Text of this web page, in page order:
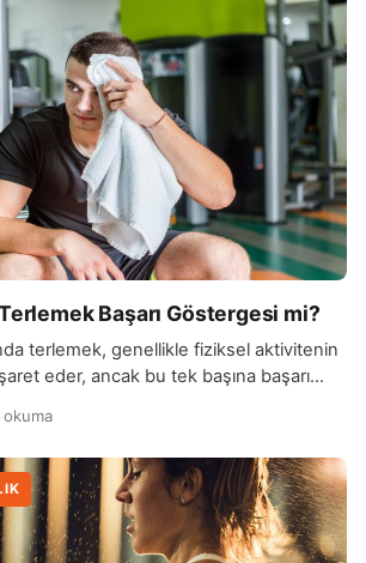
aktif ve zinde hissetmeye yardımcı
rutini oluşturmak, spor alışkanlığını
[…]
Başarı Göstergesi mi?
terlemek, genellikle fiziksel aktivitenin
eder, ancak bu tek başına başarı
ve kişiden kişiye değişebilir.
az terlerken, bazıları daha fazla
kondisyon düzeyi, genetik yapı ve
faktörlere bağlıdır. Başarı, antrenmanın
ulaşmakla ölçülmelidir, terleme […]